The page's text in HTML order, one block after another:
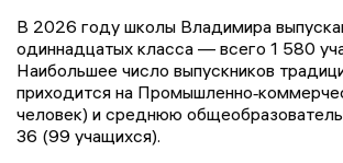
В 2026 году школы Владимира
одиннадцатых класса — всего 1 580
Наибольшее число выпускников
приходится на
человек) и среднюю
36 (99 учащихся).